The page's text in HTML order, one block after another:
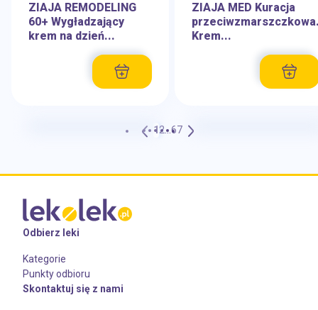
ZIAJA REMODELING
60+ Wygładzający
krem na dzień...
ZIAJA MED Kuracja
Krem...
1 2...67
Odbierz leki
Kategorie
Punkty odbioru
Skontaktuj się z nami